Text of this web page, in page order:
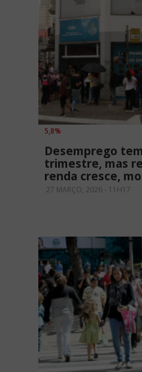
5,8%
Desemprego
trimestre, mas
renda cresce,
27 MARÇO, 2026 - 11H17